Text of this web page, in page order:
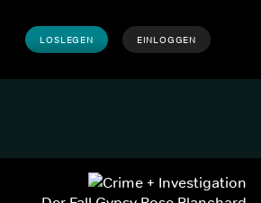
LOSLEGEN EINLOGGEN